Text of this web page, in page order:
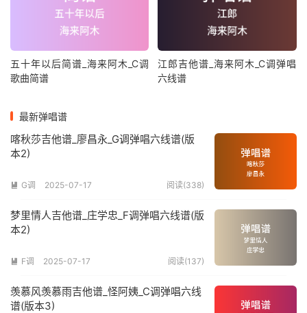
五十年以后简谱_海来阿木_C调
歌曲简谱
江郎吉他谱_海来阿木_C调弹唱
六线谱
最新弹唱谱
喀秋莎吉他谱_廖昌永_G调弹唱六线谱(版
本2)
 G调 2025-07-17 阅读(338)
梦里情人吉他谱_庄学忠_F调弹唱六线谱(版
本2)
 F调 2025-07-17 阅读(137)
羡慕风羡慕雨吉他谱_怪阿姨_C调弹唱六线
谱(版本3)